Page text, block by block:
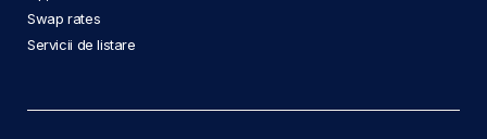
Swap rates
Servicii de listare